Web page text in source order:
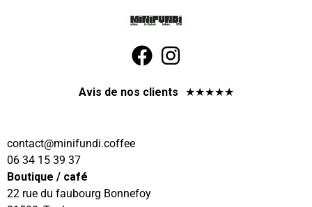
Avis de nos clients ★★★★★
contact@minifundi.coffee
06 34 15 39 37
Boutique / café
22 rue du faubourg Bonnefoy